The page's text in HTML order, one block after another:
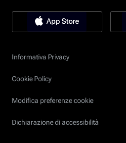
Informativa Privacy
Cookie Policy
Modifica preferenze cookie
Dichiarazione di accessibilità